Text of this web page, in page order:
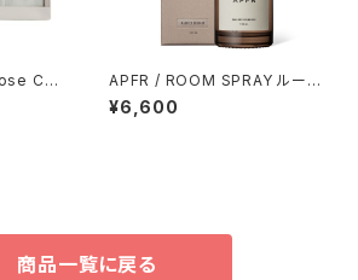
APFR / ROOM SPRAY ルーム
スプレー
¥6,600
商品一覧に戻る